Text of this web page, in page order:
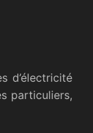
d’électricité
particuliers,